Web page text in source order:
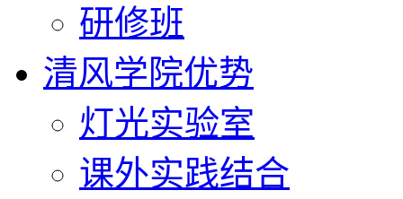
研修班
清风学院优势
灯光实验室
课外实践结合